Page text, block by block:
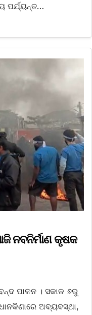
ପର୍ଯ୍ୟନ୍ତ…
ନବନିର୍ମାଣ କୃଷକ
ପାଳନ । ସକାଳ ୬ରୁ
ଅବ୍ୟବସ୍ଥା,